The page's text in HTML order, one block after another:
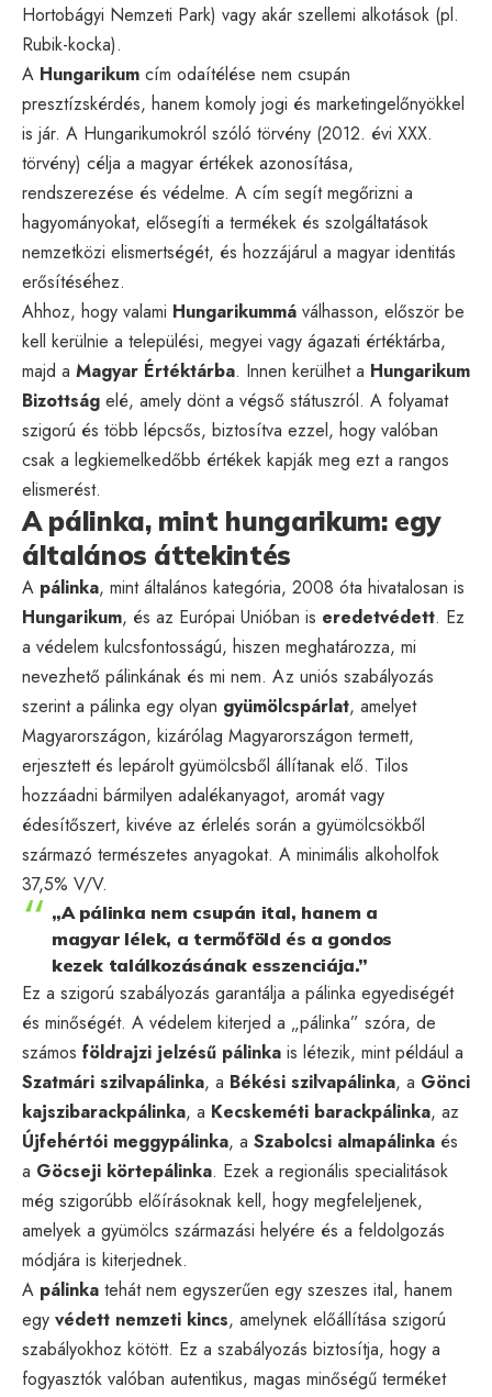
Hortobágyi Nemzeti Park) vagy akár szellemi alkotások (pl.
Rubik-kocka).
A Hungarikum cím odaítélése nem csupán
presztízskérdés, hanem komoly jogi és marketingelőnyökkel
is jár. A Hungarikumokról szóló törvény (2012. évi XXX.
törvény) célja a magyar értékek azonosítása,
rendszerezése és védelme. A cím segít megőrizni a
hagyományokat, elősegíti a termékek és szolgáltatások
nemzetközi elismertségét, és hozzájárul a magyar identitás
erősítéséhez.
Ahhoz, hogy valami Hungarikummá válhasson, először be
kell kerülnie a települési, megyei vagy ágazati értéktárba,
majd a Magyar Értéktárba. Innen kerülhet a Hungarikum
Bizottság elé, amely dönt a végső státuszról. A folyamat
szigorú és több lépcsős, biztosítva ezzel, hogy valóban
csak a legkiemelkedőbb értékek kapják meg ezt a rangos
elismerést.
A pálinka, mint hungarikum: egy
általános áttekintés
A pálinka, mint általános kategória, 2008 óta hivatalosan is
Hungarikum, és az Európai Unióban is eredetvédett. Ez
a védelem kulcsfontosságú, hiszen meghatározza, mi
nevezhető pálinkának és mi nem. Az uniós szabályozás
szerint a pálinka egy olyan gyümölcspárlat, amelyet
Magyarországon, kizárólag Magyarországon termett,
erjesztett és lepárolt gyümölcsből állítanak elő. Tilos
hozzáadni bármilyen adalékanyagot, aromát vagy
édesítőszert, kivéve az érlelés során a gyümölcsökből
származó természetes anyagokat. A minimális alkoholfok
37,5% V/V.
„A pálinka nem csupán ital, hanem a
magyar lélek, a termőföld és a gondos
kezek találkozásának esszenciája.”
Ez a szigorú szabályozás garantálja a pálinka egyediségét
és minőségét. A védelem kiterjed a „pálinka” szóra, de
számos földrajzi jelzésű pálinka is létezik, mint például a
Szatmári szilvapálinka, a Békési szilvapálinka, a Gönci
kajszibarackpálinka, a Kecskeméti barackpálinka, az
Újfehértói meggypálinka, a Szabolcsi almapálinka és
a Göcseji körtepálinka. Ezek a regionális specialitások
még szigorúbb előírásoknak kell, hogy megfeleljenek,
amelyek a gyümölcs származási helyére és a feldolgozás
módjára is kiterjednek.
A pálinka tehát nem egyszerűen egy szeszes ital, hanem
egy védett nemzeti kincs, amelynek előállítása szigorú
szabályokhoz kötött. Ez a szabályozás biztosítja, hogy a
fogyasztók valóban autentikus, magas minőségű terméket